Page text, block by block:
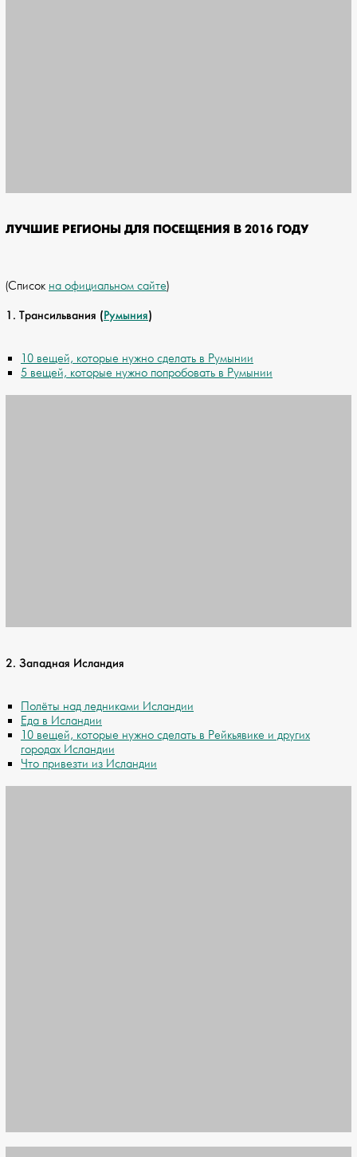
ЛУЧШИЕ РЕГИОНЫ ДЛЯ ПОСЕЩЕНИЯ В 2016 ГОДУ
(Список на официальном сайте)
1. Трансильвания (Румыния)
10 вещей, которые нужно сделать в Румынии
5 вещей, которые нужно попробовать в Румынии
2. Западная Исландия
Полёты над ледниками Исландии
Еда в Исландии
10 вещей, которые нужно сделать в Рейкьявике и других
городах Исландии
Что привезти из Исландии